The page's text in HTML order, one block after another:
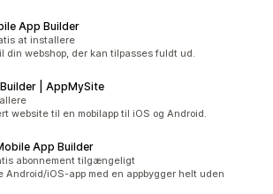
App Builder
i altat installere
din webshop, der kan tilpasses fuldt ud.
| AppMySite
website til en mobilapp til iOS og Android.
App Builder
i altabonnement tilgængeligt
Android/iOS-app med en appbygger helt uden